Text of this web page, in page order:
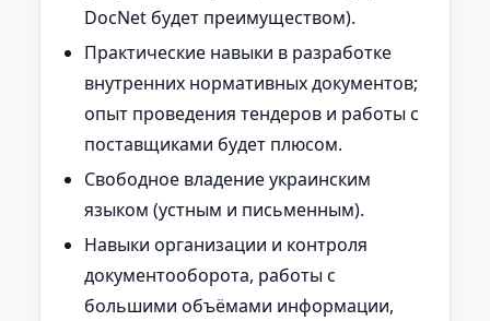
DocNet будет преимуществом).
Практические навыки в разработке
внутренних нормативных документов;
опыт проведения тендеров и работы с
поставщиками будет плюсом.
Свободное владение украинским
языком (устным и письменным).
Навыки организации и контроля
документооборота, работы с
большими объёмами информации,